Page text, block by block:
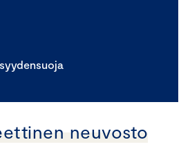
neuvosto